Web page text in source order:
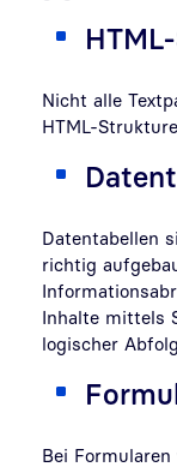
Nicht alle
HTML-
Datentabellen
richtig
Inhalte mittels
logischer
Bei